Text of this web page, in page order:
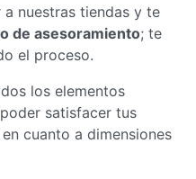
nuestras tiendas y te
de asesoramiento; te
el proceso.
los elementos
satisfacer tus
cuanto a dimensiones